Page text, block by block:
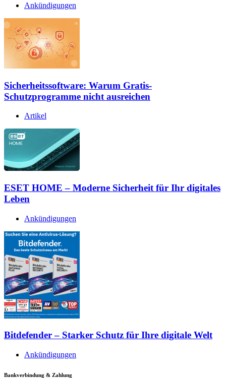
Ankündigungen
Sicherheitssoftware: Warum Gratis-
Schutzprogramme nicht ausreichen
Artikel
ESET HOME – Moderne Sicherheit für Ihr digitales
Leben
Ankündigungen
Bitdefender – Starker Schutz für Ihre digitale Welt
Ankündigungen
Bankverbindung & Zahlung